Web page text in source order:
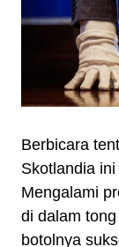
Berbicara
Skotlandia
Mengalami
di dalam
botolnya